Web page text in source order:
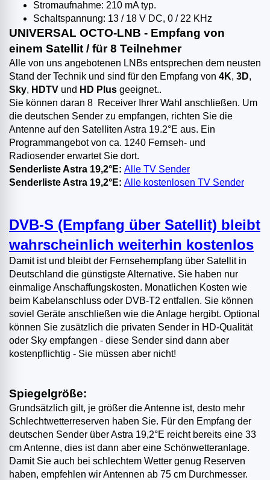
Stromaufnahme: 210 mA typ.
Schaltspannung: 13 / 18 V DC, 0 / 22 KHz
UNIVERSAL OCTO-LNB - Empfang von
einem Satellit / für 8 Teilnehmer
Alle von uns angebotenen LNBs entsprechen dem neusten
Stand der Technik und sind für den Empfang von 4K, 3D,
Sky, HDTV und HD Plus geeignet..
Sie können daran 8 Receiver Ihrer Wahl anschließen. Um
die deutschen Sender zu empfangen, richten Sie die
Antenne auf den Satelliten Astra 19.2°E aus. Ein
Programmangebot von ca. 1240 Fernseh- und
Radiosender erwartet Sie dort.
Senderliste Astra 19,2°E: Alle TV Sender
Senderliste Astra 19,2°E: Alle kostenlosen TV Sender
DVB-S (Empfang über Satellit) bleibt
wahrscheinlich weiterhin kostenlos
Damit ist und bleibt der Fernsehempfang über Satellit in
Deutschland die günstigste Alternative. Sie haben nur
einmalige Anschaffungskosten. Monatlichen Kosten wie
beim Kabelanschluss oder DVB-T2 entfallen. Sie können
soviel Geräte anschließen wie die Anlage hergibt. Optional
können Sie zusätzlich die privaten Sender in HD-Qualität
oder Sky empfangen - diese Sender sind dann aber
kostenpflichtig - Sie müssen aber nicht!
Spiegelgröße:
Grundsätzlich gilt, je größer die Antenne ist, desto mehr
Schlechtwetterreserven haben Sie. Für den Empfang der
deutschen Sender über Astra 19,2°E reicht bereits eine 33
cm Antenne, dies ist dann aber eine Schönwetteranlage.
Damit Sie auch bei schlechtem Wetter genug Reserven
haben, empfehlen wir Antennen ab 75 cm Durchmesser.